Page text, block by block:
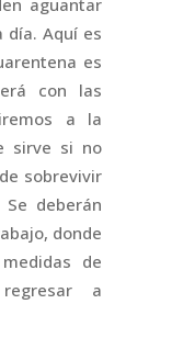
aguantar
día. Aquí es
es
con las
a la
sirve si no
sobrevivir
deberán
donde
de
a